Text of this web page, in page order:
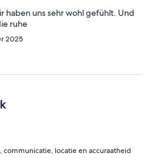
haben uns sehr wohl gefühlt. Und
ruhe
2025
communicatie, locatie en accuraatheid